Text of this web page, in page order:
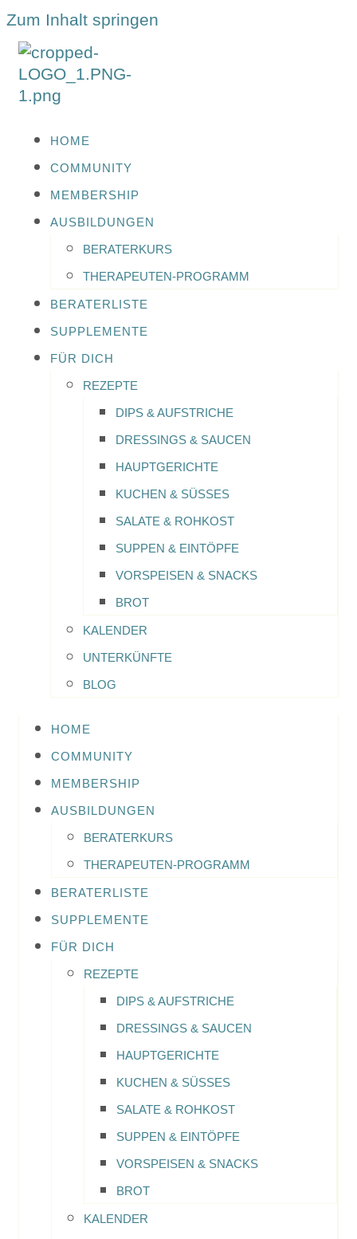
Zum Inhalt springen
HOME
COMMUNITY
MEMBERSHIP
AUSBILDUNGEN
BERATERKURS
THERAPEUTEN-PROGRAMM
BERATERLISTE
SUPPLEMENTE
FÜR DICH
REZEPTE
DIPS & AUFSTRICHE
DRESSINGS & SAUCEN
HAUPTGERICHTE
KUCHEN & SÜSSES
SALATE & ROHKOST
SUPPEN & EINTÖPFE
VORSPEISEN & SNACKS
BROT
KALENDER
UNTERKÜNFTE
BLOG
HOME
COMMUNITY
MEMBERSHIP
AUSBILDUNGEN
BERATERKURS
THERAPEUTEN-PROGRAMM
BERATERLISTE
SUPPLEMENTE
FÜR DICH
REZEPTE
DIPS & AUFSTRICHE
DRESSINGS & SAUCEN
HAUPTGERICHTE
KUCHEN & SÜSSES
SALATE & ROHKOST
SUPPEN & EINTÖPFE
VORSPEISEN & SNACKS
BROT
KALENDER